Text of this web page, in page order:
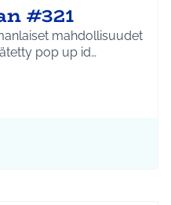
#321
mahdollisuudet
idea jätetty pop up id…
Kehittämisverkosto - Jokela